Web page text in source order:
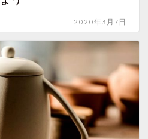
2020年3月7日